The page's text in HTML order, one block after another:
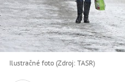
Ilustračné foto (Zdroj: TASR)